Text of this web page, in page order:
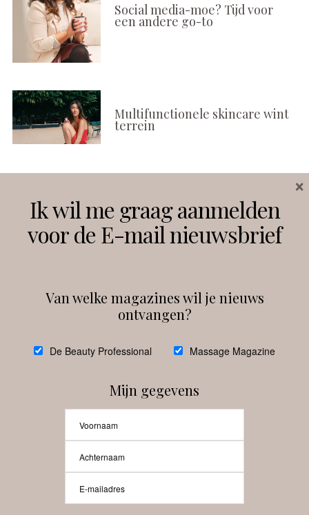
Social media-moe? Tijd voor
een andere go-to
Multifunctionele skincare wint
terrein
Instagram Facebook
debeautyprofessional
Beauty-Pro.nl
Ik wil me graag aanmelden
voor de E-mail nieuwsbrief
Van welke magazines wil je nieuws
ontvangen?
De Beauty Professional Massage Magazine
Mijn gegevens
×